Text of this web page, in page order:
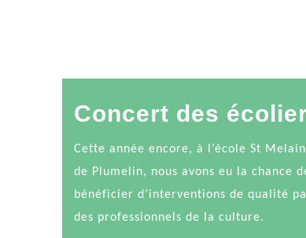
Concert des
Cette année encore, à l’école St
de Plumelin, nous avons eu la chance
bénéficier d’interventions de qualité
des professionnels de la culture.